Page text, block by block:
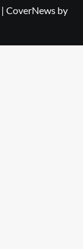
| CoverNews by